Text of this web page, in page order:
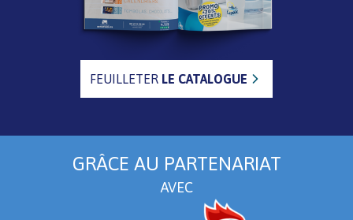
FEUILLETER LE CATALOGUE
GRÂCE AU PARTENARIAT
AVEC